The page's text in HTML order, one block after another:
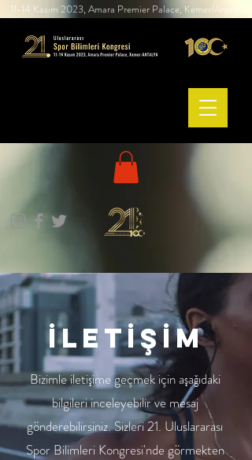
11-14 Kasım 2023, Amara Premier Palace, Kemer/Antalya
İLETİŞİM
Bizimle iletişime geçmek için aşağıdaki
bilgileri inceleyebilir ve mesaj
gönderebilirsiniz. Sizleri 21. Uluslararası
Spor Bilimleri Kongresi'nde görmekten